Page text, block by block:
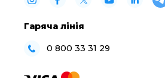
Гаряча лінія
0 800 33 31 29